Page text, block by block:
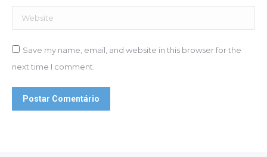
Website
Save my name, email, and website in this browser for the
next time I comment.
Postar Comentário